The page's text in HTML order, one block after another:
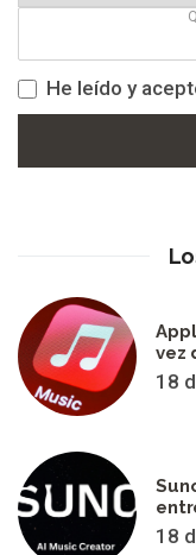
He leído y
vez
18
18